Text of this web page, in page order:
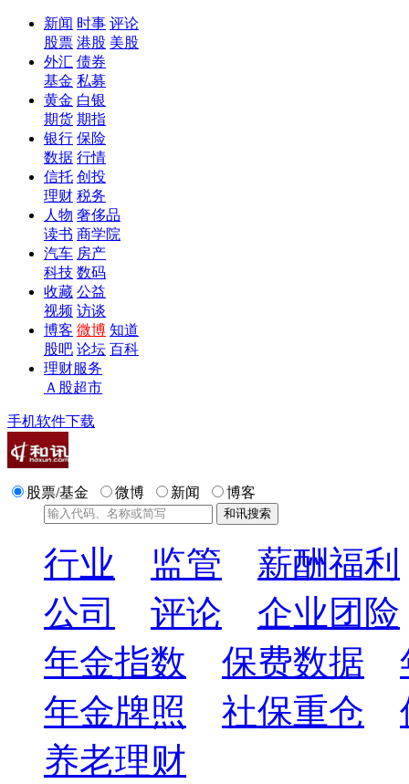
新闻 时事 评论
股票 港股 美股
外汇 债券
基金 私募
黄金 白银
期货 期指
银行 保险
数据 行情
信托 创投
理财 税务
人物 奢侈品
读书 商学院
汽车 房产
科技 数码
收藏 公益
视频 访谈
博客 微博 知道
股吧 论坛 百科
理财服务
Ａ股超市
手机软件下载
股票/基金 微博 新闻 博客
行业 监管
薪酬福利
公司
评论
企业团险
年金指数
保费数据
年金牌照
社保重仓
养老理财